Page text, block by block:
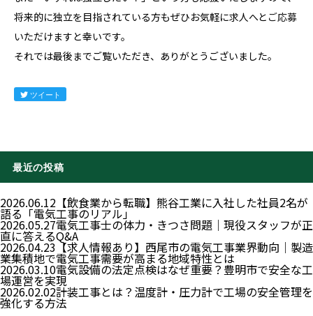
将来的に独立を目指されている方もぜひお気軽に求人へと ご応募
いただけますと幸いです。
それでは最後までご覧いただき、ありがとうございました。
ツイート
最近の投稿
2026.06.12 【飲食業から転職】熊谷工業に入社した社員2名が
語る「電気工事のリアル」
2026.05.27電気工事士の体力・きつさ問題｜現役スタッフが正
直に答えるQ&A
2026.04.23 【求人情報あり】西尾市の電気工事業界動向｜製造
業集積地で電気工事需要が高まる地域特性とは
2026.03.10電気設備の法定点検はなぜ重要？豊明市で安全な工
場運営を実現
2026.02.02計装工事とは？温度計・圧力計で工場の安全管理を
強化する方法